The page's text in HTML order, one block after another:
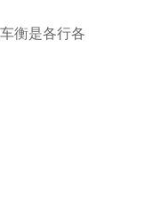
衡是各行各